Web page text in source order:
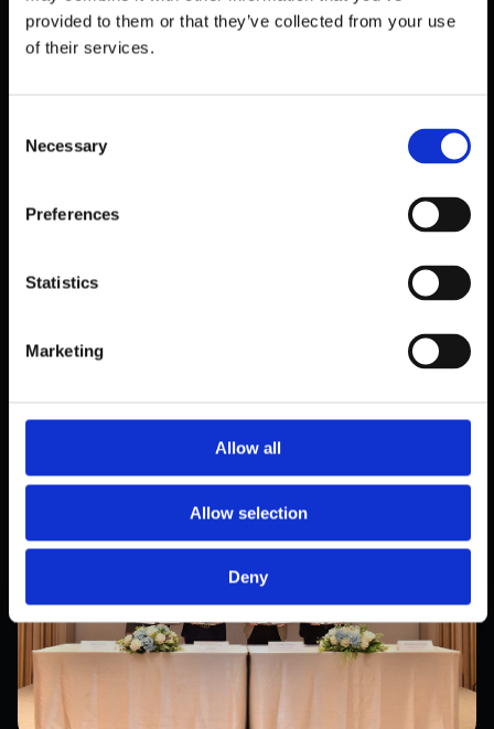
provided to them or that they’ve collected from your use
of their services.
Necessary
Preferences
Statistics
Marketing
Allow all
Allow selection
Deny
OPTIMIERT DEN REISEFLOW IN
THAILANDS FLUGHÄFEN